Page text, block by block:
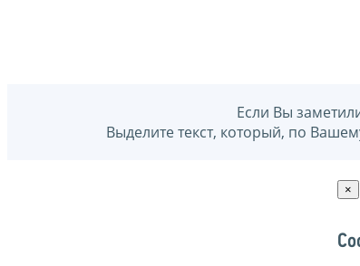
Если Вы
Выделите текст, который, по
×